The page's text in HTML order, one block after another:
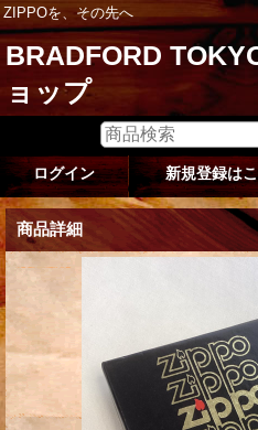
ZIPPOを、その先へ
BRADFORD
ョップ
ログイン 新規登録は
商品詳細